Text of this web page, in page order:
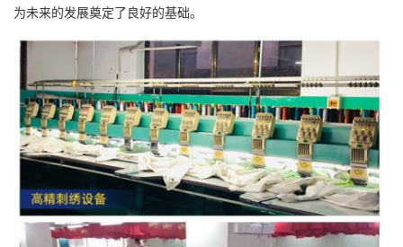
为未来的发展奠定了良好的基础。